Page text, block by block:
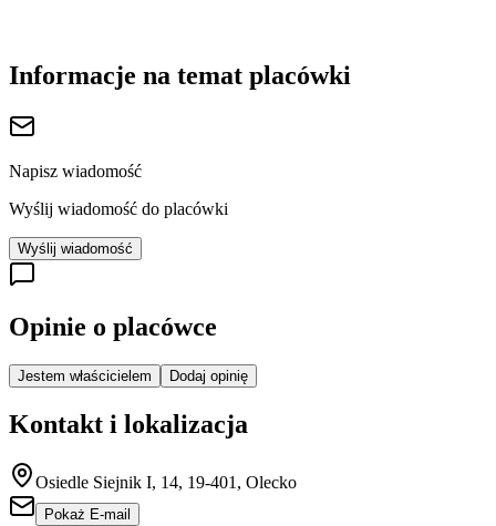
Informacje na temat placówki
Napisz wiadomość
Wyślij wiadomość do placówki
Wyślij wiadomość
Opinie o placówce
Jestem właścicielem Dodaj opinię
Kontakt i lokalizacja
Osiedle Siejnik I, 14, 19-401, Olecko
Pokaż E-mail